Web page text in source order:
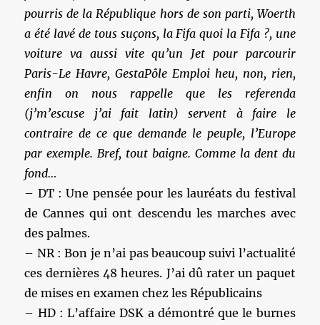
pourris de la République hors de son parti, Woerth
a été lavé de tous suçons, la Fifa quoi la Fifa ?, une
voiture va aussi vite qu’un Jet pour parcourir
Paris-Le Havre, GestaPôle Emploi heu, non, rien,
enfin on nous rappelle que les referenda
(j’m’escuse j’ai fait latin) servent à faire le
contraire de ce que demande le peuple, l’Europe
par exemple. Bref, tout baigne. Comme la dent du
fond…
– DT : Une pensée pour les lauréats du festival
de Cannes qui ont descendu les marches avec
des palmes.
– NR : Bon je n’ai pas beaucoup suivi l’actualité
ces dernières 48 heures. J’ai dû rater un paquet
de mises en examen chez les Républicains
– HD : L’affaire DSK a démontré que le burnes